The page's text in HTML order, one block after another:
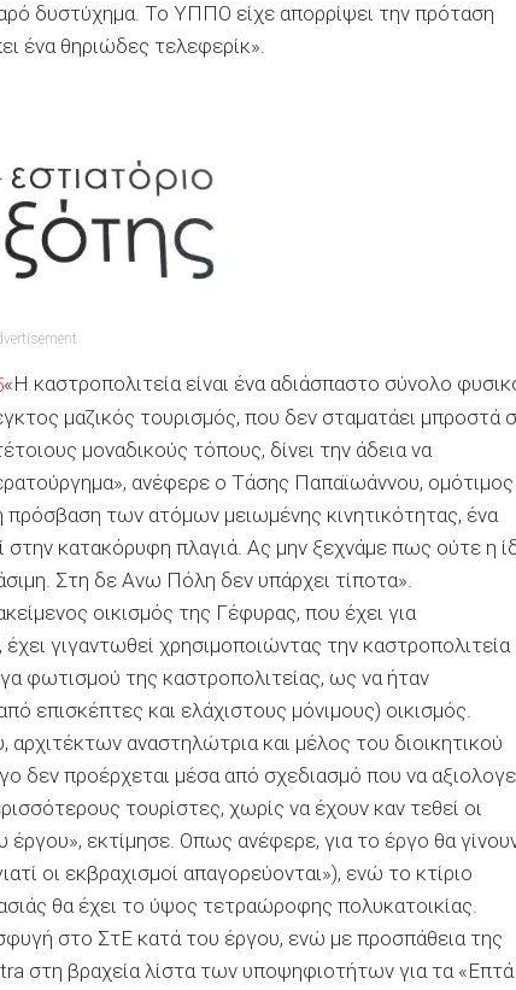
δυστύχημα. Το ΥΠΠΟ είχε απορρίψει την πρόταση
ένα θηριώδες τελεφερίκ».
«Η καστροπολιτεία είναι ένα αδιάσπαστο σύνολο
μαζικός τουρισμός, που δεν σταματάει μπροστά
μοναδικούς τόπους, δίνει την άδεια να
ανέφερε ο Τάσης Παπαϊωάννου, ομότιμος
των ατόμων μειωμένης κινητικότητας, ένα
κατακόρυφη πλαγιά. Ας μην ξεχνάμε πως ούτε η
Στη δε Aνω Πόλη δεν υπάρχει τίποτα».
οικισμός της Γέφυρας, που έχει για
γιγαντωθεί χρησιμοποιώντας την καστροπολιτεία
φωτισμού της καστροπολιτείας, ως να ήταν
επισκέπτες και ελάχιστους μόνιμους) οικισμός.
αναστηλώτρια και μέλος του διοικητικού
δεν προέρχεται μέσα από σχεδιασμό που να
τουρίστες, χωρίς να έχουν καν τεθεί οι
εκτίμησε. Οπως ανέφερε, για το έργο θα
οι εκβραχισμοί απαγορεύονται»), ενώ το κτίριο
θα έχει το ύψος τετραώροφης πολυκατοικίας.
στο ΣτΕ κατά του έργου, ενώ με προσπάθεια της
στη βραχεία λίστα των υποψηφιοτήτων για τα «Επτά